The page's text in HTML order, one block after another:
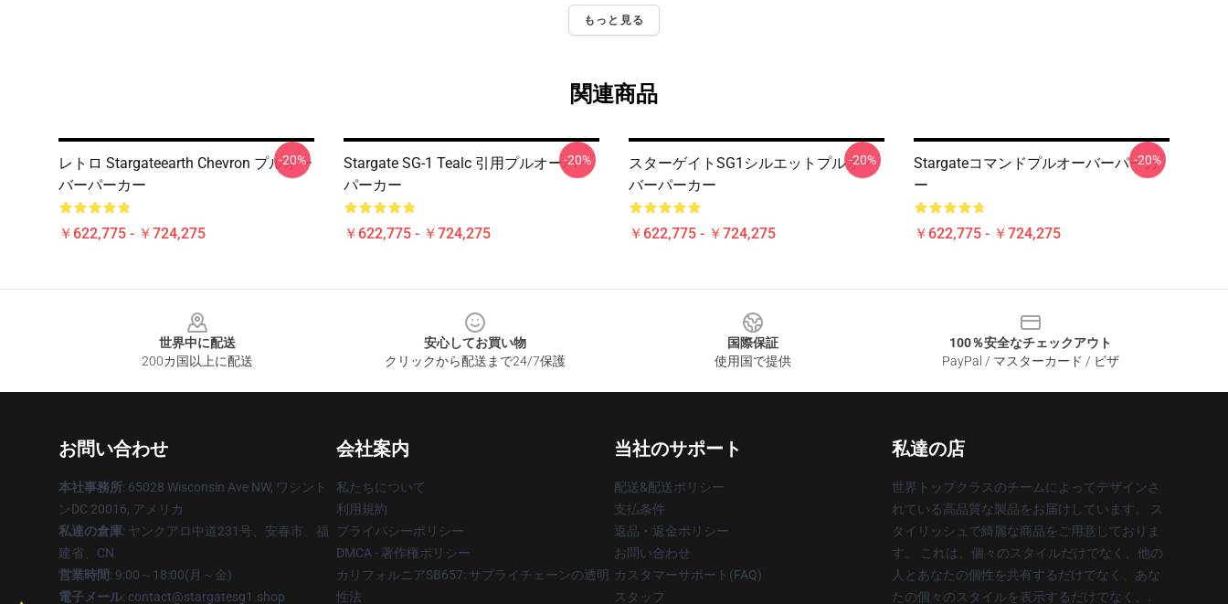
もっと見る
関連商品
レトロ Stargateearth Chevron プルオー
バーパーカー
￥622,775 - ￥724,275
-20%
Stargate SG-1 Tealc 引用プルオーバー
パーカー
￥622,775 - ￥724,275
-20%
スターゲイトSG1シルエットプルオー
バーパーカー
￥622,775 - ￥724,275
-20%
Stargateコマンドプルオーバーパーカ
ー
￥622,775 - ￥724,275
-20%
世界中に配送
200カ国以上に配送
安心してお買い物
クリックから配送まで24/7保護
国際保証
使用国で提供
100％安全なチェックアウト
PayPal / マスターカード / ビザ
お問い合わせ
本社事務所: 65028 Wisconsin Ave NW, ワシント
ンDC 20016, アメリカ
私達の倉庫: ヤンクアロ中道231号、安春市、福
建省、CN
営業時間: 9:00～18:00(月～金)
電子メール: contact@stargatesg1.shop
会社案内
私たちについて
利用規約
プライバシーポリシー
DMCA - 著作権ポリシー
カリフォルニアSB657: サプライチェーンの透明
性法
当社のサポート
配送&配送ポリシー
支払条件
返品・返金ポリシー
お問い合わせ
カスタマーサポート(FAQ)
スタッフ
私達の店
世界トップクラスのチームによってデザインさ
れている高品質な製品をお届けしています。 ス
タイリッシュで綺麗な商品をご用意しておりま
す。 これは、個々のスタイルだけでなく、他の
人とあなたの個性を共有するだけでなく、あな
たの個々のスタイルを表示するだけでなく、.